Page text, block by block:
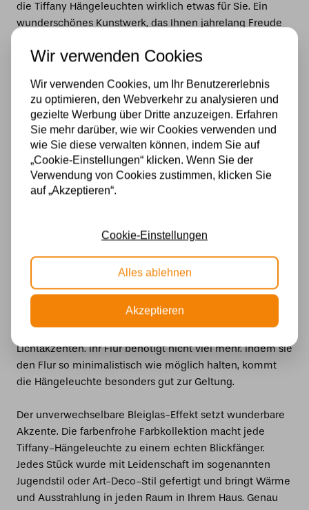
die Tiffany Hängeleuchten wirklich etwas für Sie. Ein
wunderschönes Kunstwerk, das Ihnen jahrelang Freude
verschiedenen Preisklassen finden:
Tiffany Hängelampe von <100 Euro
Tiffany Hängelampe von 100 – 300 Euro
Tiffany Hängelampe von 300 – 500 Euro
Tiffany Hängelampe > 500 Euro
Eine Hängelampe von Tiffany |
Aufgrund der besonderen Farben, Formen und Muster ist
ein Objekt, dass sofort beim Betreten des Raums die
Aufmerksamkeit auf sich zieht. Suchen Sie zum Beispiel
nach einer Lösung für einen langweiligen langen Flur?
Dekorieren Sie ihn mit einer einzigartigen Tiffany-
Leuchte und der Raum füllt sich direkt mit den schönsten
Lichtakzenten. Ihr Flur benötigt nicht viel mehr. Indem sie
den Flur so minimalistisch wie möglich halten, kommt
die Hängeleuchte besonders gut zur Geltung.
Der unverwechselbare Bleiglas-Effekt setzt wunderbare
Akzente. Die farbenfrohe Farbkollektion macht jede
Tiffany-Hängeleuchte zu einem echten Blickfänger.
Jedes Stück wurde mit Leidenschaft im sogenannten
Jugendstil oder Art-Deco-Stil gefertigt und bringt Wärme
und Ausstrahlung in jeden Raum in Ihrem Haus. Genau
Wir verwenden Cookies
Wir verwenden Cookies, um Ihr Benutzererlebnis
zu optimieren, den Webverkehr zu analysieren und
gezielte Werbung über Dritte anzuzeigen. Erfahren
Sie mehr darüber, wie wir Cookies verwenden und
wie Sie diese verwalten können, indem Sie auf
„Cookie-Einstellungen“ klicken. Wenn Sie der
Verwendung von Cookies zustimmen, klicken Sie
auf „Akzeptieren“.
Cookie-Einstellungen
Alles ablehnen
Akzeptieren